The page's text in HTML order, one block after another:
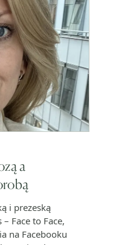
a
i prezeską
Face to Face,
na Facebooku